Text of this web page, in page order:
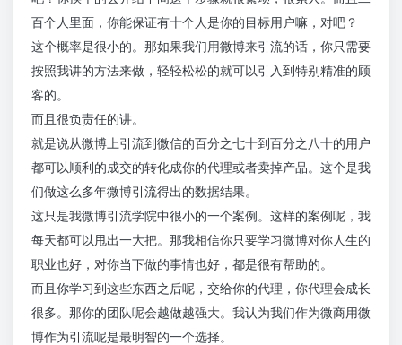
百个人里面，你能保证有十个人是你的目标用户嘛，对吧？
这个概率是很小的。那如果我们用微博来引流的话，你只需要
按照我讲的方法来做，轻轻松松的就可以引入到特别精准的顾
客的。
而且很负责任的讲。
就是说从微博上引流到微信的百分之七十到百分之八十的用户
都可以顺利的成交的转化成你的代理或者卖掉产品。这个是我
们做这么多年微博引流得出的数据结果。
这只是我微博引流学院中很小的一个案例。这样的案例呢，我
每天都可以甩出一大把。那我相信你只要学习微博对你人生的
职业也好，对你当下做的事情也好，都是很有帮助的。
而且你学习到这些东西之后呢，交给你的代理，你代理会成长
很多。那你的团队呢会越做越强大。我认为我们作为微商用微
博作为引流呢是最明智的一个选择。